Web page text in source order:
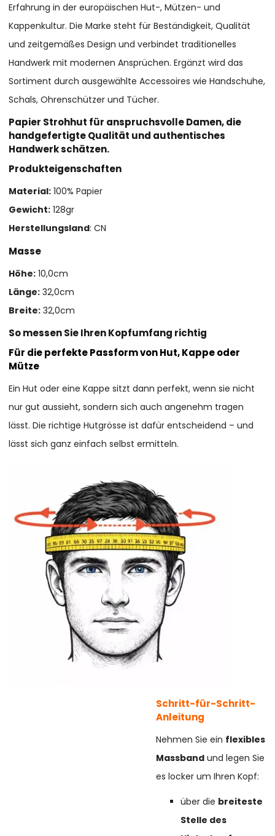
Erfahrung in der europäischen Hut-, Mützen- und
Kappenkultur. Die Marke steht für Beständigkeit, Qualität
und zeitgemäßes Design und verbindet traditionelles
Handwerk mit modernen Ansprüchen. Ergänzt wird das
Sortiment durch ausgewählte Accessoires wie Handschuhe,
Schals, Ohrenschützer und Tücher.
Papier Strohhut für anspruchsvolle Damen, die
handgefertigte Qualität und authentisches
Handwerk schätzen.
Produkteigenschaften
Material: 100% Papier
Gewicht: 128gr
Herstellungsland: CN
Masse
Höhe: 10,0cm
Länge: 32,0cm
Breite: 32,0cm
So messen Sie Ihren Kopfumfang richtig
Für die perfekte Passform von Hut, Kappe oder
Mütze
Ein Hut oder eine Kappe sitzt dann perfekt, wenn sie nicht
nur gut aussieht, sondern sich auch angenehm tragen
lässt. Die richtige Hutgrösse ist dafür entscheidend – und
lässt sich ganz einfach selbst ermitteln.
Schritt-für-Schritt-
Anleitung
Nehmen Sie ein flexibles
Massband und legen Sie
es locker um Ihren Kopf:
über die breiteste
Stelle des